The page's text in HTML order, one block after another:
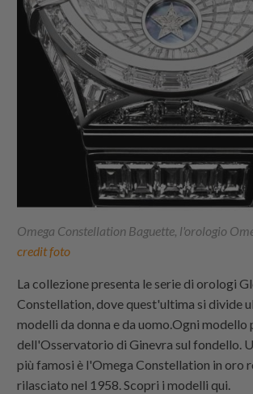
Omega Constellation Baguette, l'orologio
credit foto
La collezione presenta le serie di orologi
Constellation, dove quest'ultima si divide
modelli da donna e da uomo.Ogni modello
dell'Osservatorio di Ginevra sul fondello.
più famosi è l'Omega Constellation in oro
rilasciato nel 1958. Scopri i modelli qui.